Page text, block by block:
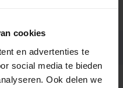
cookies
en advertenties te
social media te bieden
Ook delen we